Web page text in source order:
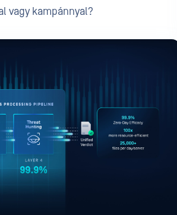
vagy kampánnyal?